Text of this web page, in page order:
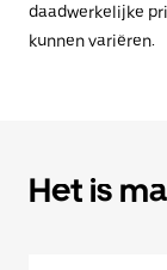
daadwerkelijke
kunnen variëren.
Het is